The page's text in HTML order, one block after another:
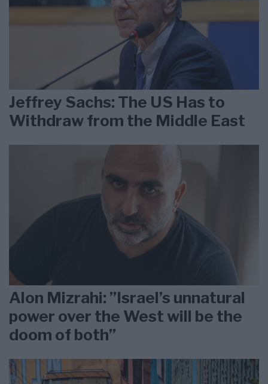
Jeffrey Sachs: The US Has to
Withdraw from the Middle East
Alon Mizrahi: ”Israel’s unnatural
power over the West will be the
doom of both”